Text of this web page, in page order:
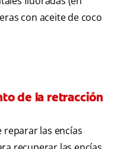
con aceite de coco
de la retracción
reparar las encías